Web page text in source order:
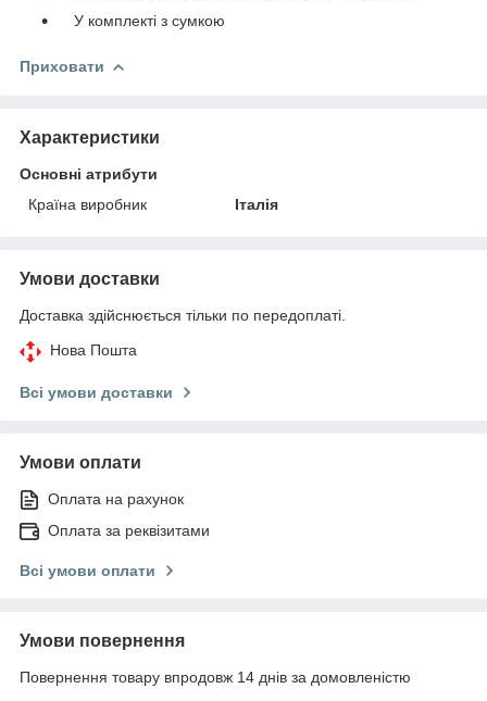
У комплекті з сумкою
Приховати
Характеристики
Основні атрибути
Країна виробник
Італія
Умови доставки
Доставка здійснюється тільки по передоплаті.
Нова Пошта
Всі умови доставки
Умови оплати
Оплата на рахунок
Оплата за реквізитами
Всі умови оплати
Умови повернення
Повернення товару впродовж 14 днів за домовленістю